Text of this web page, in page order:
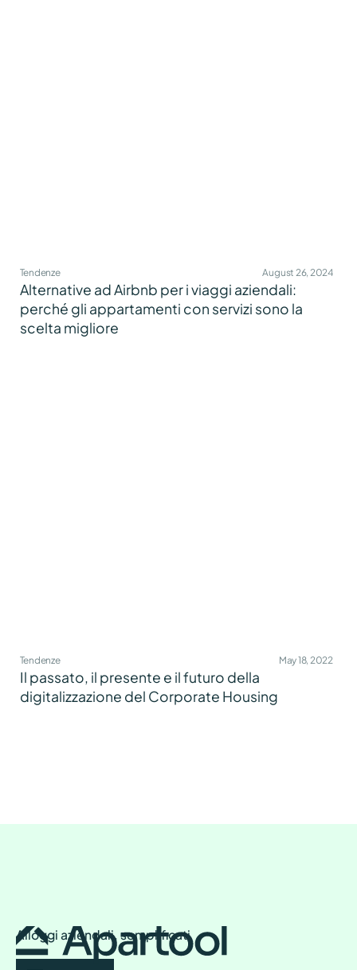
Tendenze August 26, 2024
Alternative ad Airbnb per i viaggi aziendali:
perché gli appartamenti con servizi sono la
scelta migliore
Tendenze May 18, 2022
Il passato, il presente e il futuro della
digitalizzazione del Corporate Housing
Alloggi aziendali, semplificati